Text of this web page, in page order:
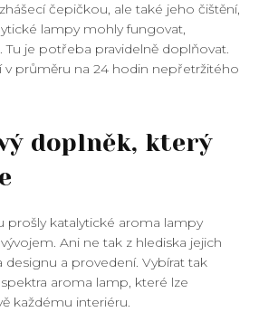
čepičkou, ale také jeho čištění,
lampy mohly fungovat,
je potřeba pravidelně doplňovat.
v průměru na 24 hodin nepřetržitého
doplněk, který
prošly katalytické aroma lampy
Ani ne tak z hlediska jejich
designu a provedení. Vybírat tak
aroma lamp, které lze
každému interiéru.